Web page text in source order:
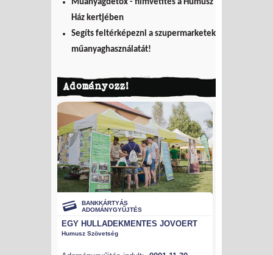
Műanyagdetox - filmvetítés a Humusz
Ház kertjében
Segíts feltérképezni a szupermarketek
műanyaghasználatát!
Adományozz!